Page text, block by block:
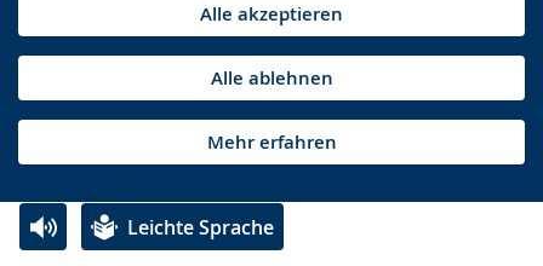
Alle akzeptieren
Alle ablehnen
Mehr erfahren
Leichte Sprache